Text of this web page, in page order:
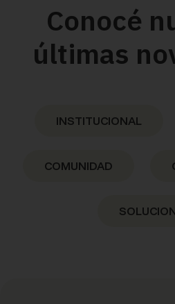
Conocé
últimas
INSTITUCIONAL
COMUNIDAD